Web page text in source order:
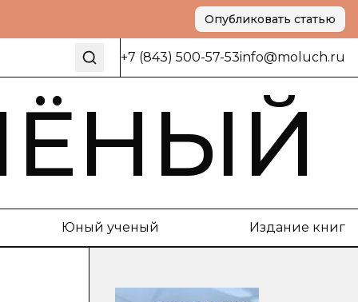
Опубликовать статью
+7 (843) 500-57-53info@moluch.ru
Юный ученый Издание книг